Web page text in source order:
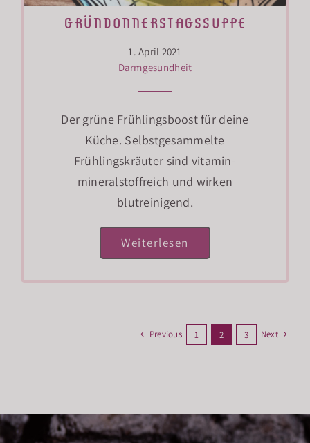
gründonnerstagssuppe
1. April 2021
Darmgesundheit
Der grüne Frühlingsboost für deine
Küche. Selbstgesammelte
Frühlingskräuter sind vitamin-
mineralstoffreich und wirken
blutreinigend.
Weiterlesen
Previous 1 2 3 Next